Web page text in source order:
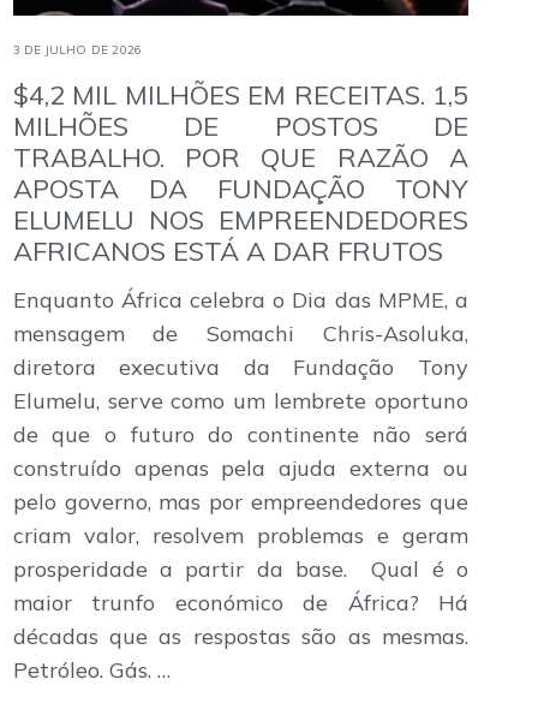
3 DE JULHO DE 2026
$4,2 MIL MILHÕES EM RECEITAS. 1,5
MILHÕES DE POSTOS DE
TRABALHO. POR QUE RAZÃO A
APOSTA DA FUNDAÇÃO TONY
ELUMELU NOS EMPREENDEDORES
AFRICANOS ESTÁ A DAR FRUTOS
Enquanto África celebra o Dia das MPME, a
mensagem de Somachi Chris-Asoluka,
diretora executiva da Fundação Tony
Elumelu, serve como um lembrete oportuno
de que o futuro do continente não será
construído apenas pela ajuda externa ou
pelo governo, mas por empreendedores que
criam valor, resolvem problemas e geram
prosperidade a partir da base. Qual é o
maior trunfo económico de África? Há
décadas que as respostas são as mesmas.
Petróleo. Gás. …